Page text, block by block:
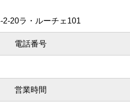
20ラ・ルーチェ101
電話番号
営業時間